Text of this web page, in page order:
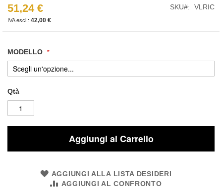
51,24 €
42,00 €
SKU
VLRIC
MODELLO
Qtà
Aggiungi al Carrello
AGGIUNGI ALLA LISTA DESIDERI
AGGIUNGI AL CONFRONTO